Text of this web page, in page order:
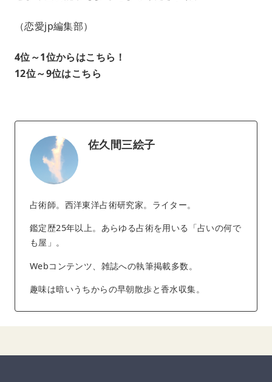
（恋愛jp編集部）
4位～1位からはこちら！
12位～9位はこちら
佐久間三絵子
占術師。西洋東洋占術研究家。ライター。
鑑定歴25年以上。あらゆる占術を用いる「占いの何で
も屋」。
Webコンテンツ、雑誌への執筆掲載多数。
趣味は暗いうちからの早朝散歩と香水収集。